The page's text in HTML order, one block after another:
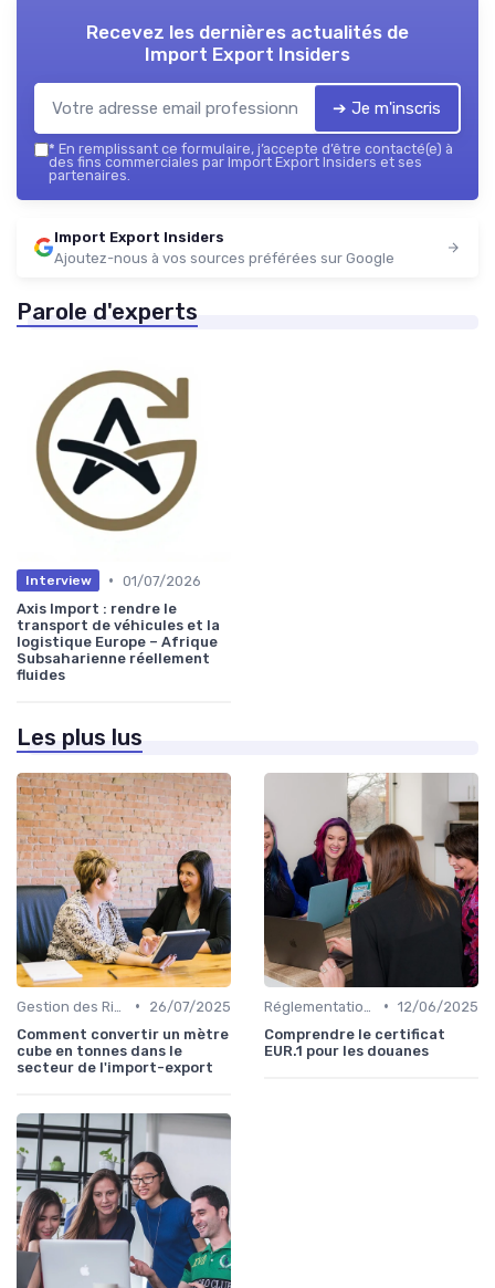
Recevez les dernières actualités de
Import Export Insiders
➔ Je m'inscris
* En remplissant ce formulaire, j’accepte d’être contacté(e) à
des fins commerciales par Import Export Insiders et ses
partenaires.
Import Export Insiders
Ajoutez-nous à vos sources préférées sur Google
Parole d'experts
Interview • 01/07/2026
Axis Import : rendre le
transport de véhicules et la
logistique Europe – Afrique
Subsaharienne réellement
fluides
Les plus lus
•
26/07/2025
Comment convertir un mètre
cube en tonnes dans le
secteur de l'import-export
• 12/06/2025
Comprendre le certificat
EUR.1 pour les douanes